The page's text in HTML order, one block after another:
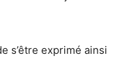
s’être exprimé ainsi